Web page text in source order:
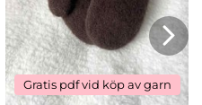
Gratis pdf vid köp av garn